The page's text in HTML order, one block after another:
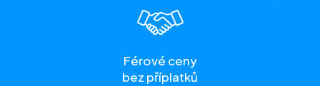
Férové ceny
bez příplatků